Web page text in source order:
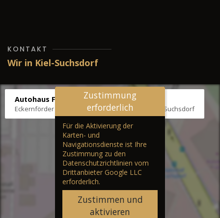
KONTAKT
Wir in Kiel-Suchsdorf
Autohaus Fräter
Eckernförder Str. /Klausbrooker Weg 1, 24107 Kiel-Suchsdorf
Zustimmung
erforderlich
Für die Aktivierung der
Karten- und
Navigationsdienste ist Ihre
Zustimmung zu den
Datenschutzrichtlinien vom
Drittanbieter Google LLC
erforderlich.
Zustimmen und
aktivieren